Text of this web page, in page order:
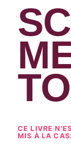
CE LIVRE
MIS À LA